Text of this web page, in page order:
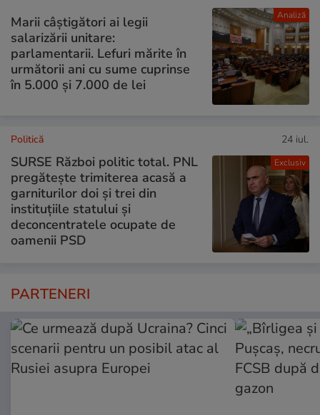
Analiză
Marii câștigători ai legii
salarizării unitare:
parlamentarii. Lefuri mărite în
următorii ani cu sume cuprinse
în 5.000 și 7.000 de lei
Exclusiv
Politică 24 iul.
SURSE Război politic total. PNL
pregătește trimiterea acasă a
garniturilor doi și trei din
instituțiile statului și
deconcentratele ocupate de
oamenii PSD
PARTENERI